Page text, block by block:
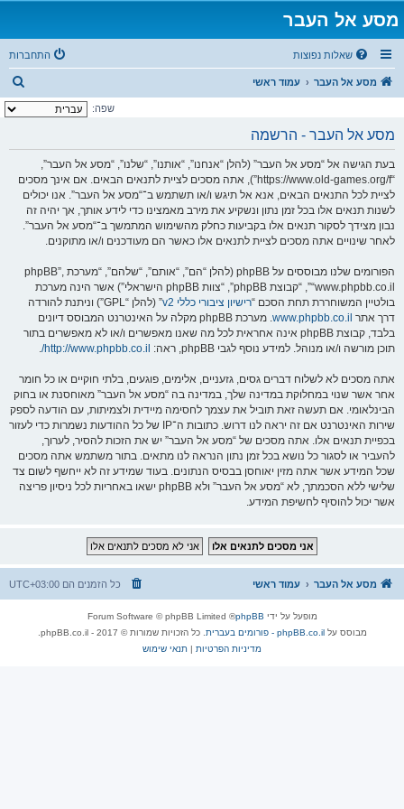
מסע אל העבר
שאלות נפוצות התחברות
מסע אל העבר עמוד ראשי
י
שפה:
מסע אל העבר - הרשמה
בעת הגישה אל “מסע אל העבר” (להלן “אנחנו”, “אותנו”, “שלנו”, “מסע אל העבר”,
“https://www.old-games.org/f”), אתה מסכים לציית לתנאים הבאים. אם אינך מסכים
לציית לכל התנאים הבאים, אנא אל תיגש ו/או תשתמש ב־“מסע אל העבר”. אנו יכולים
לשנות תנאים אלו בכל זמן נתון ונשקיע את מירב מאמצינו כדי לידע אותך, אך יהיה זה
נבון מצידך לסקור תנאים אלו בקביעות כחלק מהשימוש המתמשך ב־“מסע אל העבר”.
לאחר שינויים אתה מסכים לציית לתנאים אלו כאשר הם מעודכנים ו/או מתוקנים.
הפורומים שלנו מבוססים על phpBB (להלן “הם”, “אותם”, “שלהם”, “מערכת phpBB”,
“www.phpbb.co.il”, “קבוצת phpBB”, “צוות phpBB הישראלי”) אשר הינה מערכת
בולטיין המשוחררת תחת הסכם “רישיון ציבורי כללי v2
” (להלן “GPL”) וניתנת להורדה
דרך אתר www.phpbb.co.il
. מערכת phpBB מקלה על האינטרנט המבוסס דיונים
בלבד, קבוצת phpBB אינה אחראית לכל מה שאנו מאפשרים ו/או לא מאפשרים בתור
תוכן מורשה ו/או מנוהל. למידע נוסף לגבי phpBB, ראה:
http://www.phpbb.co.il/
.
אתה מסכים לא לשלוח דברים גסים, גזעניים, אלימים, פוגעים, בלתי חוקיים או כל חומר
אחר אשר שנוי במחלוקת במדינה שלך, במדינה בה “מסע אל העבר” מאוחסנת או בחוק
הבינלאומי. אם תעשה זאת תוביל את עצמך לחסימה מיידית ולצמיתות, עם הודעה לספק
שירות האינטרנט אם זה יראה לנו דרוש. כתובות ה־IP של כל ההודעות נשמרות כדי לעזור
בכפיית תנאים אלו. אתה מסכים של “מסע אל העבר” יש את הזכות להסיר, לערוך,
להעביר או לסגור כל נושא בכל זמן נתון הנראה לנו מתאים. בתור משתמש אתה מסכים
שכל המידע אשר אתה מזין יאוחסן בבסיס הנתונים. בעוד שמידע זה לא ייחשף לשום צד
שלישי ללא הסכמתך, לא “מסע אל העבר” ולא phpBB ישאו באחריות לכל ניסיון פריצה
אשר יכול להוסיף לחשיפת המידע.
מסע אל העבר עמוד ראשי כל הזמנים הם UTC+03:00
מופעל על ידי phpBB
® Forum Software © phpBB Limited
מבוסס עלphpBB.co.il - פורומים בעברית
. כל הזכויות שמורות © 2017 - phpBB.co.il.
מדיניות הפרטיות | תנאי שימוש